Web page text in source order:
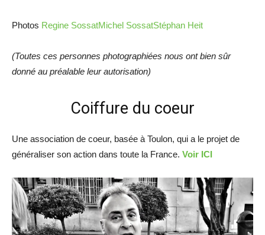
Photos Regine SossatMichel SossatStéphan Heit
(Toutes ces personnes photographiées nous ont bien sûr
donné au préalable leur autorisation)
Coiffure du coeur
Une association de coeur, basée à Toulon, qui a le projet de
généraliser son action dans toute la France. Voir ICI